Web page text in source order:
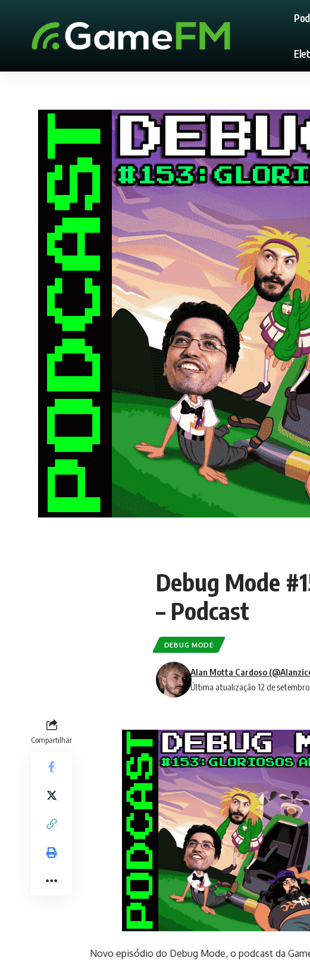
Debug Mode
– Podcast
DEBUG MODE
Última atualização 12 de
Alan Motta Cardoso
Compartilhar
Novo episódio do Debug Mode, o podcast da